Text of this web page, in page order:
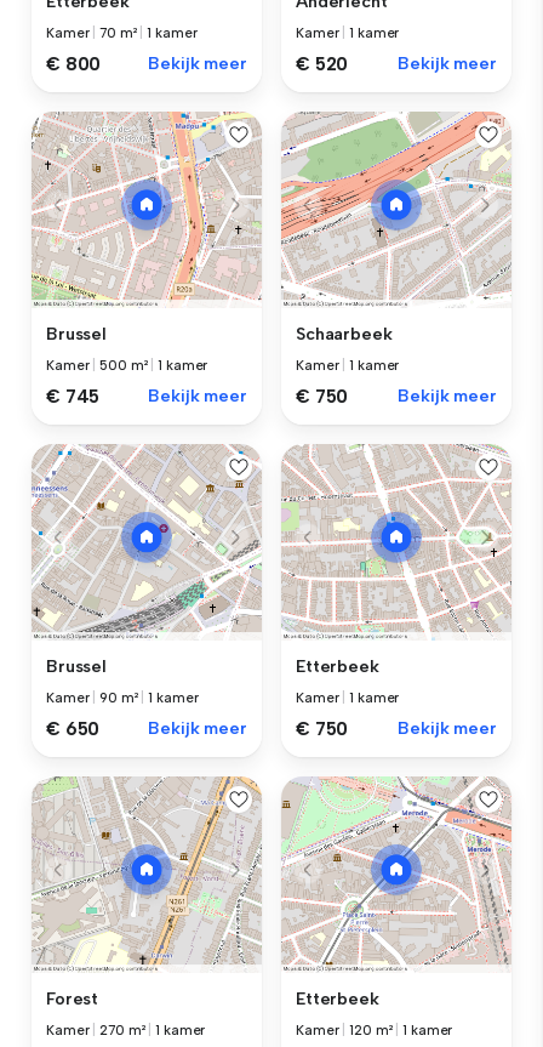
Kamer |70 m² |1 kamer
€ 800 Bekijk meer
Kamer |1 kamer
€ 520 Bekijk meer
Brussel
Kamer |500 m² |1 kamer
€ 745 Bekijk meer
Schaarbeek
Kamer |1 kamer
€ 750 Bekijk meer
Brussel
Kamer |90 m² |1 kamer
€ 650 Bekijk meer
Etterbeek
Kamer |1 kamer
€ 750 Bekijk meer
Forest
Kamer |270 m² |1 kamer
Etterbeek
Kamer |120 m² |1 kamer